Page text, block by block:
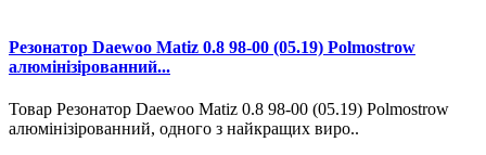
Резонатор Daewoo Matiz 0.8 98-00 (05.19) Polmostrow
алюмінізірованний...
Товар Резонатор Daewoo Matiz 0.8 98-00 (05.19) Polmostrow
алюмінізірованний, одного з найкращих виро..